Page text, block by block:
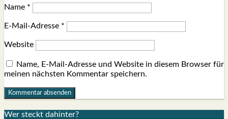
Name *
E-Mail-Adresse *
Website
Name, E-Mail-Adresse und Website in diesem Browser für
meinen nächsten Kommentar speichern.
Wer steckt dahin­ter?